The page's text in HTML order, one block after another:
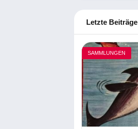
Letzte Beiträge
SAMMLUNGEN